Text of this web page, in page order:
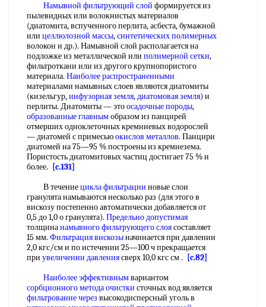
Намывной фильтрующий слой формируется из
пылевидных или волокнистых материалов
(диатомита, вспученного перлита, асбеста, бумажной
или целлюлозной массы,синтетических полимерных
волокон и др.). Намывной слой располагается на
подложке из металлической или полимерной сетки,
фильтроткани или из другого крупнопористого
материала. Наиболее распространенными
материалами намывных слоев являются диатомиты
(кизельгур,инфузорная земля,диатомовая земля) и
перлиты. Диатомиты — этоосадочные породы,
образованные главнымобразом из панцирей
отмерших одноклеточных кремниевых водорослей
— диатомей с примесьюокислов металлов. Панцири
диатомей на 75—95 % построены из кремнезема.
Пористость диатомитовых частиц достигает 75 % и
более.
[c.131]
В течениецикла фильтрации новые слои
гранулята намываются несколько раз (для этого в
вискозу постепенно автоматически добавляется от
0,5 до 1,0 о гранулята). Предельно допустимая
толщинанамывного фильтрующего слоясоставляет
15 мм. Фильтрация вискозыначинается при давлении
2,0 кгс/см и по истечении 25—100 ч прекращается
при увеличении давлениясверх 10,0 кгс см .
[c.82]
Наиболее эффективнымвариантом
сорбционного метода очистки сточных вод является
фильтрование через высокодисперсный уголь в